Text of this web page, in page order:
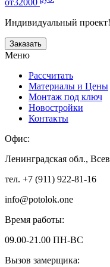
Индивидуальный проект!
Заказать
Меню
Рассчитать
Материалы и Цены
Монтаж под ключ
Новостройки
Контакты
Офис:
Ленинградская обл.,
тел. +7 (911) 922-81-16
info@potolok.one
Время работы:
09.00-21.00 ПН-ВС
Вызов замерщика: